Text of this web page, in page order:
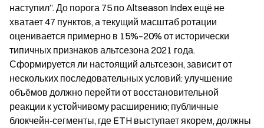
наступил”. До порога 75 по Altseason Index ещё не
хватает 47 пунктов, а текущий масштаб ротации
оценивается примерно в 15%–20% от исторически
типичных признаков альтсезона 2021 года.
Сформируется ли настоящий альтсезон, зависит от
нескольких последовательных условий: улучшение
объёмов должно перейти от восстановительной
реакции к устойчивому расширению; публичные
блокчейн‑сегменты, где ETH выступает якорем, должны